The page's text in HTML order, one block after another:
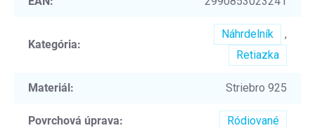
Kategória:
Náhrdelník
,
Retiazka
Materiál: Striebro 925
Povrchová úprava: Ródiované